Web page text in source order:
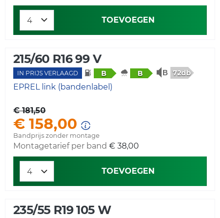
TOEVOEGEN
215/60 R16 99 V
IN PRIJS VERLAAGD B B 72db
EPREL link (bandenlabel)
€ 181,50
€ 158,00
Bandprijs zonder montage
Montagetarief per band € 38,00
TOEVOEGEN
235/55 R19 105 W